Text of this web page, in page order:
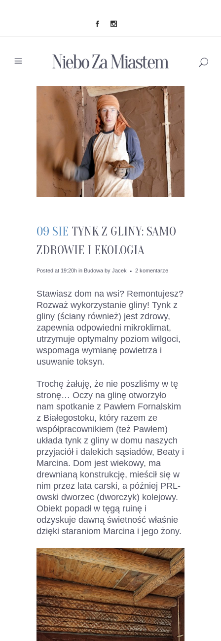
09 SIE TYNK Z GLINY: SAMO
ZDROWIE I EKOLOGIA
Posted at 19:20h in Budowa by Jacek 2 komentarze
Stawiasz dom na wsi? Remontujesz?
Rozważ wykorzystanie gliny! Tynk z
gliny (ściany również) jest zdrowy,
zapewnia odpowiedni mikroklimat,
utrzymuje optymalny poziom wilgoci,
wspomaga wymianę powietrza i
usuwanie toksyn.
Trochę żałuję, że nie poszliśmy w tę
stronę… Oczy na glinę otworzyło
nam spotkanie z Pawłem Fornalskim
z Białegostoku, który razem ze
współpracownikiem (też Pawłem)
układa tynk z gliny w domu naszych
przyjaciół i dalekich sąsiadów, Beaty i
Marcina. Dom jest wiekowy, ma
drewnianą konstrukcję, mieścił się w
nim przez lata carski, a później PRL-
owski dworzec (dworczyk) kolejowy.
Obiekt popadł w tęgą ruinę i
odzyskuje dawną świetność właśnie
dzięki staraniom Marcina i jego żony.